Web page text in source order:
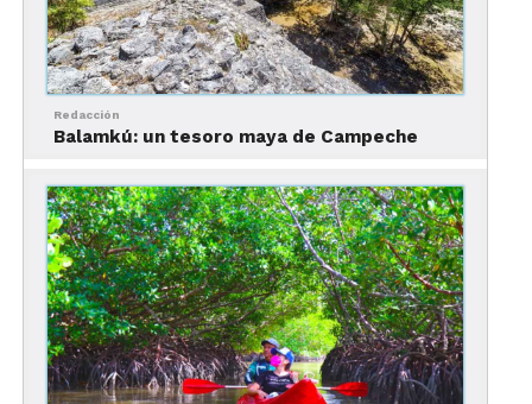
Gamma Campeche
Malecón
Los mejores hoteles de Campeche
Redacción
Balamkú: un tesoro maya de Campeche